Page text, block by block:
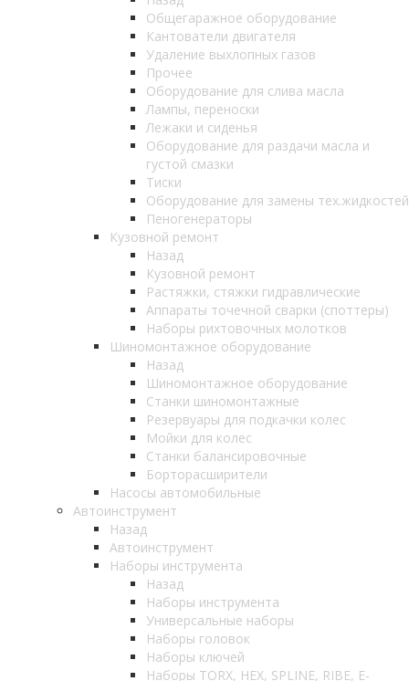
Общегаражное оборудование
Кантователи двигателя
Удаление выхлопных газов
Прочее
Оборудование для слива масла
Лампы, переноски
Лежаки и сиденья
Оборудование для раздачи масла и
густой смазки
Тиски
Оборудование для замены тех.жидкостей
Пеногенераторы
Кузовной ремонт
Назад
Кузовной ремонт
Растяжки, стяжки гидравлические
Аппараты точечной сварки (споттеры)
Наборы рихтовочных молотков
Шиномонтажное оборудование
Назад
Шиномонтажное оборудование
Станки шиномонтажные
Резервуары для подкачки колес
Мойки для колес
Станки балансировочные
Борторасширители
Насосы автомобильные
Автоинструмент
Назад
Автоинструмент
Наборы инструмента
Назад
Наборы инструмента
Универсальные наборы
Наборы головок
Наборы ключей
Наборы TORX, HEX, SPLINE, RIBE, E-